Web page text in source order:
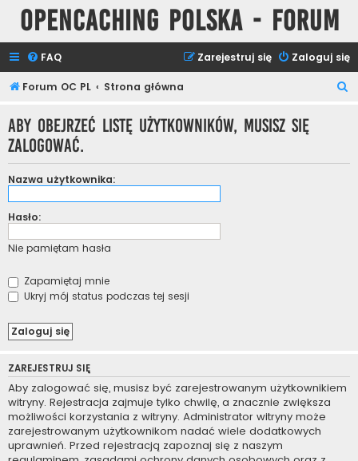
Opencaching Polska - Forum
FAQ Zaloguj się
Zarejestruj się
Forum OC PL Strona główna
Aby obejrzeć listę użytkowników, musisz się
zalogować.
Nazwa użytkownika:
Hasło:
Nie pamiętam hasła
Zapamiętaj mnie
Ukryj mój status podczas tej sesji
ZAREJESTRUJ SIĘ
Aby zalogować się, musisz być zarejestrowanym użytkownikiem
witryny. Rejestracja zajmuje tylko chwilę, a znacznie zwiększa
możliwości korzystania z witryny. Administrator witryny może
zarejestrowanym użytkownikom nadać wiele dodatkowych
uprawnień. Przed rejestracją zapoznaj się z naszym